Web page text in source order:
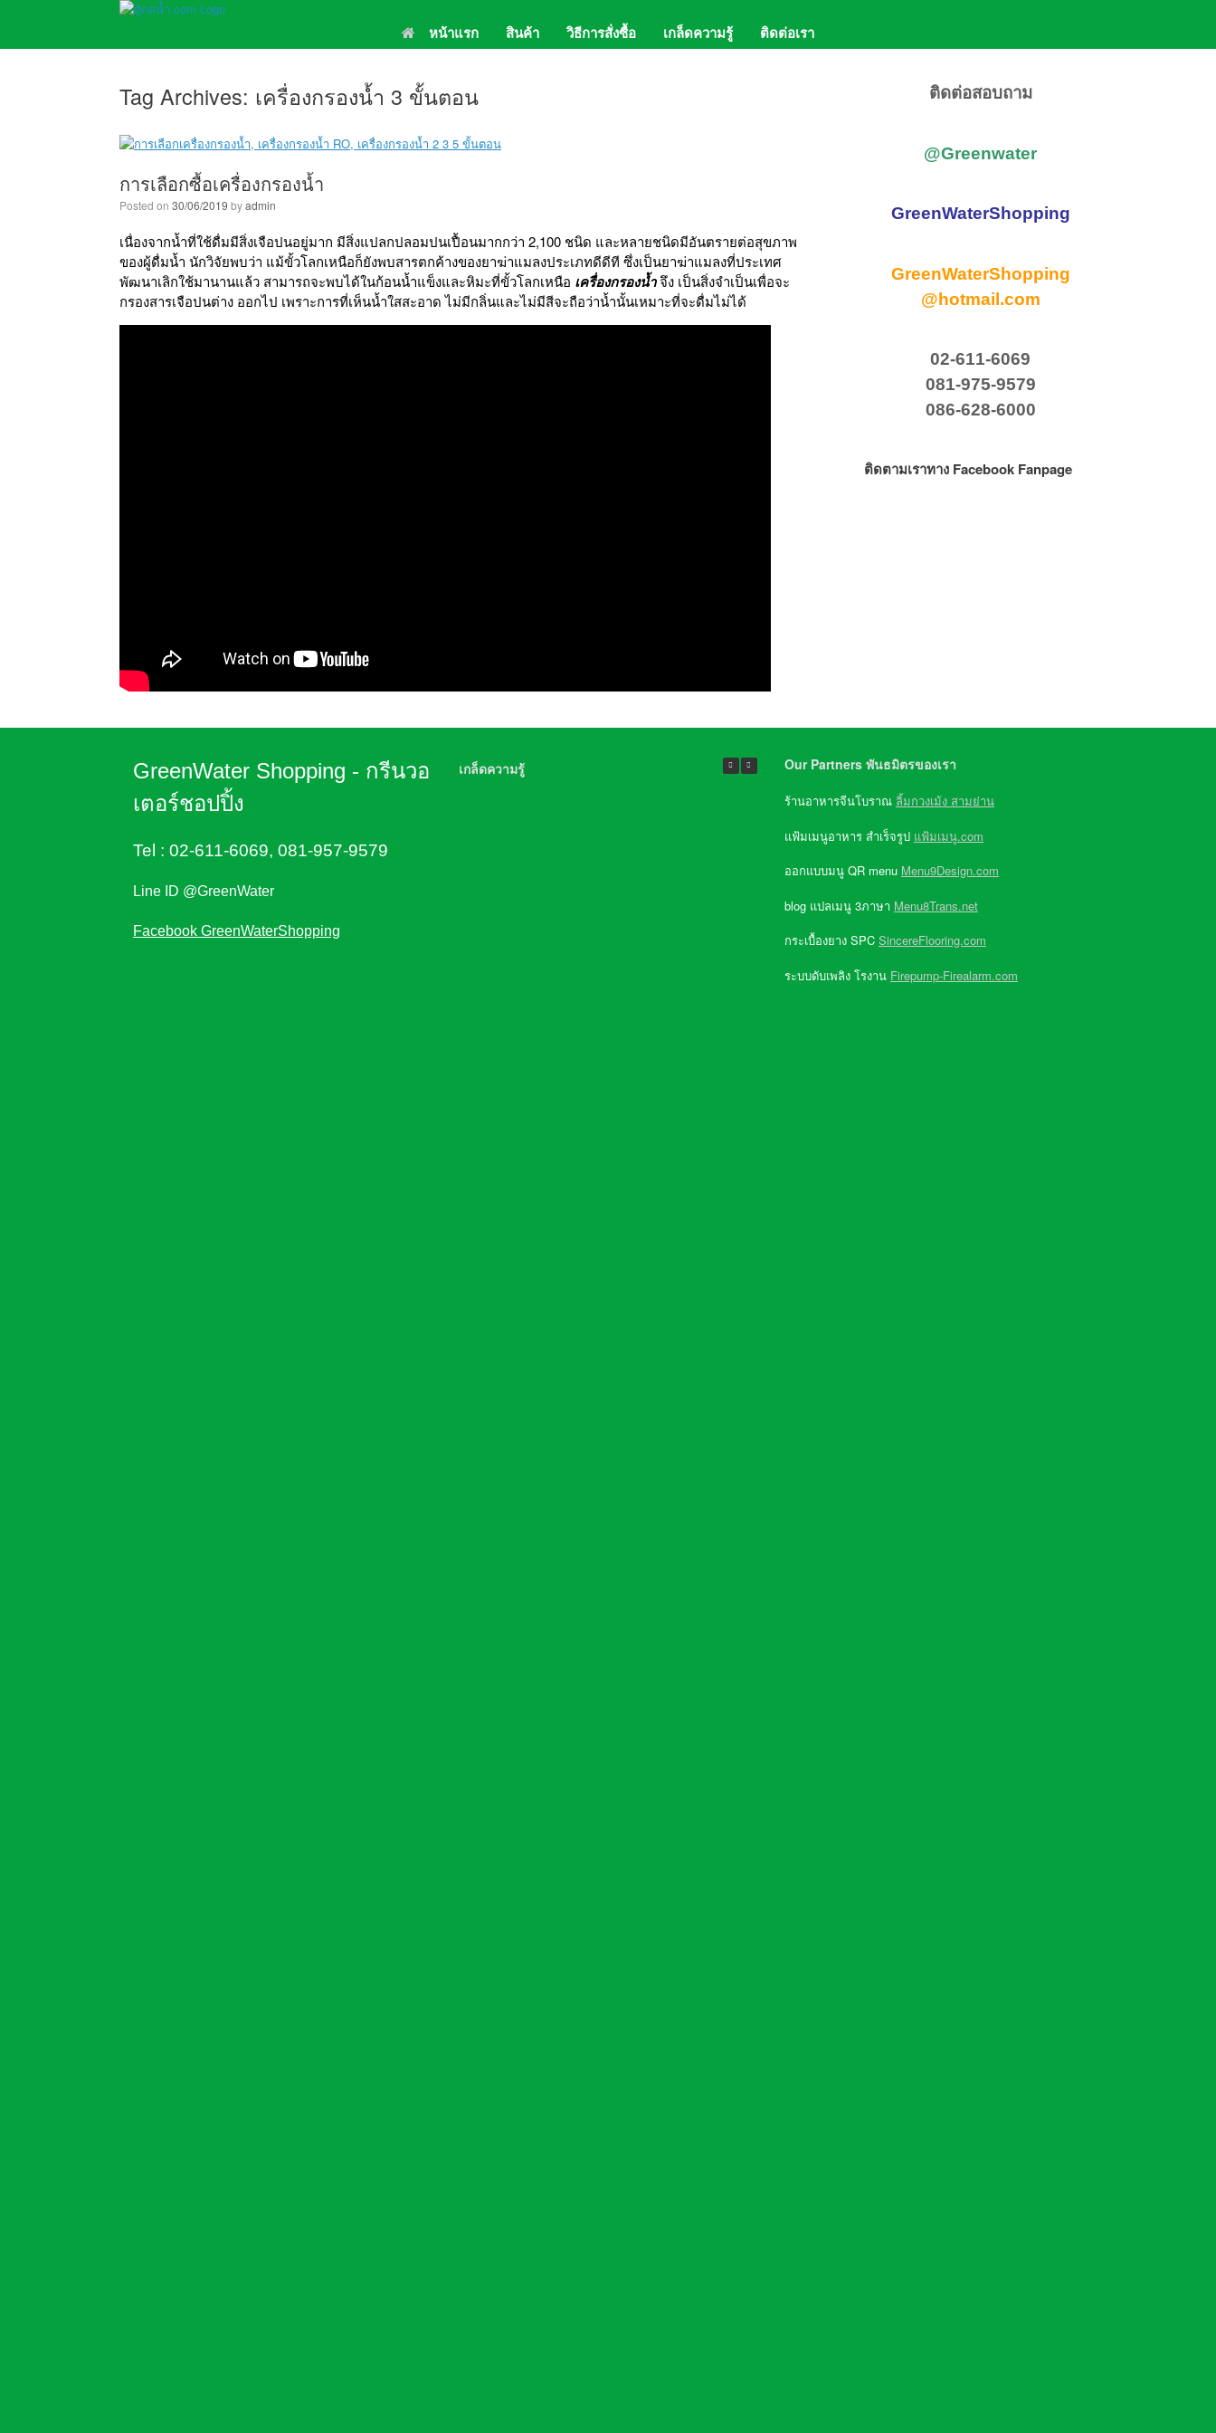
02-611-6069,081-957-9579
Line ID : @Greenwater
หน้าแรก สินค้า วิธีการสั่งซื้อ เกล็ดความรู้ ติดต่อเรา
Tag Archives: เครื่องกรองน้ำ 3 ขั้นตอน
การเลือกซื้อเครื่องกรองน้ำ
Posted on 30/06/2019 byadmin
เนื่องจากน้ำที่ใช้ดื่มมีสิ่งเจือปนอยู่มาก มีสิ่งแปลกปลอมปนเปื้อนมากกว่า 2,100 ชนิด และหลายชนิดมีอันตรายต่อสุขภาพ
ของผู้ดื่มน้ำ นักวิจัยพบว่า แม้ขั้วโลกเหนือก็ยังพบสารตกค้างของยาฆ่าแมลงประเภทดีดีที ซึ่งเป็นยาฆ่าแมลงที่ประเทศ
พัฒนาเลิกใช้มานานแล้ว สามารถจะพบได้ในก้อนน้ำแข็งและหิมะที่ขั้วโลกเหนือ เครื่องกรองน้ำจึง เป็นสิ่งจำเป็นเพื่อจะ
กรองสารเจือปนต่าง ออกไป เพราะการที่เห็นน้ำใสสะอาด ไม่มีกลิ่นและไม่มีสีจะถือว่าน้ำนั้นเหมาะที่จะดื่มไม่ได้
ติดต่อสอบถาม
@Greenwater
GreenWaterShopping
GreenWaterShopping
@hotmail.com
02-611-6069
081-975-9579
086-628-6000
ติดตามเราทาง Facebook Fanpage
GreenWater Shopping - กรีนวอ
เตอร์ชอปปิ้ง
Tel : 02-611-6069, 081-957-9579
Line ID @GreenWater
Facebook GreenWaterShopping
เกล็ดความรู้ Our Partners พันธมิตรของเรา
ร้านอาหารจีนโบราณ ลิ้มกวงเม้ง สามย่าน
แฟ้มเมนูอาหาร สำเร็จรูป แฟ้มเมนู.com
ออกแบบมนู QR menu Menu9Design.com
blog แปลเมนู 3ภาษา Menu8Trans.net
กระเบื้องยาง SPC SincereFlooring.com
ระบบดับเพลิง โรงาน Firepump-Firealarm.com